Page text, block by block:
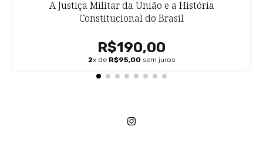
A Justiça Militar da União e a História
Constitucional do Brasil
R$190,00
2x de R$95,00 sem juros